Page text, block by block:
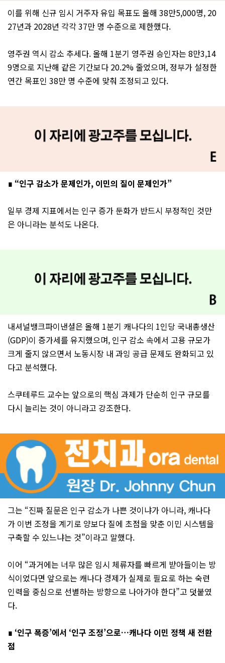
이를 위해 신규 임시 거주자 유입 목표도 올해 38만5,000명, 20
27년과 2028년 각각 37만 명 수준으로 제한했다.
영주권 역시 감소 추세다. 올해 1분기 영주권 승인자는 8만3,14
9명으로 지난해 같은 기간보다 20.2% 줄었으며, 정부가 설정한
연간 목표인 38만 명 수준에 맞춰 조정되고 있다.
∎ “인구 감소가 문제인가, 이민의 질이 문제인가”
일부 경제 지표에서는 인구 증가 둔화가 반드시 부정적인 것만
은 아니라는 분석도 나온다.
내셔널뱅크파이낸셜은 올해 1분기 캐나다의 1인당 국내총생산
(GDP)이 증가세를 유지했으며, 인구 감소 속에서 고용 규모가
크게 줄지 않으면서 노동시장 내 과잉 공급 문제도 완화되고 있
다고 분석했다.
스쿠테루드 교수는 앞으로의 핵심 과제가 단순히 인구 규모를
다시 늘리는 것이 아니라고 강조한다.
그는 “진짜 질문은 인구 감소가 나쁜 것이냐가 아니라, 캐나다
가 이번 조정을 계기로 양보다 질에 초점을 맞춘 이민 시스템을
구축할 수 있느냐는 것”이라고 말했다.
이어 “과거에는 너무 많은 임시 체류자를 빠르게 받아들이는 방
식이었다면 앞으로는 캐나다 경제가 실제로 필요로 하는 숙련
인력을 중심으로 선별하는 방향으로 나아가야 한다”고 덧붙였
다.
∎ ‘인구 폭증’에서 ‘인구 조정’으로…캐나다 이민 정책 새 전환
점